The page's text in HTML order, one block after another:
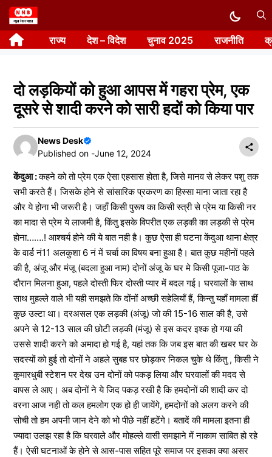
Skip
to
content राज्य देश – विदेश चुनाव 2025 राजनीति
दो लड़कियों को हुआ आपस में गहरा प्रेम, एक
दूसरे से शादी करने को सारी हदों को किया पार
News Desk
Published on -June 12, 2024
केंदुआ :कहने को तो प्रेम एक ऐसा एहसास होता है, जिसे मानव से लेकर पशु तक
सभी करते हैं। जिसके होने से सांसारिक प्रकरण का हिस्सा माना जाता रहा है
और ये होना भी जरूरी है। जहाँ किसी पुरूष का किसी स्त्री से प्रेम या किसी नर
का मादा से प्रेम ये लाजमी है, किंतु इसके विपरीत एक लड़की का लड़की से प्रेम
होना…….! आश्चर्य होने की ये बात नही है। कुछ ऐसा ही घटना केंदुआ थाना क्षेत्र
के वार्ड नं11 अलकुशा 6 नं में चर्चा का विषय बना हुआ है। बात कुछ महीनों पहले
की है, अंजू और मंजू (बदला हुआ नाम) दोनों अंजू के घर मे किसी पूजा-पाठ के
दौरान मिलना हुआ, पहले दोस्ती फिर दोस्ती प्यार में बदल गई। घरवालों के साथ
साथ मुहल्ले वाले भी यही समझते कि दोंनों अच्छी सहेलियाँ हैं, किन्तु यहाँ मामला हीं
कुछ उल्टा था। दरअसल एक लड़की (अंजू) जो की 15-16 साल की है, उसे
अपने से 12-13 साल की छोटी लड़की (मंजू) से इस कदर इश्क हो गया की
उससे शादी करने को अमादा हो गई है, यहां तक कि जब इस बात की खबर घर के
सदस्यों को हुई तो दोनों ने अहले सुबह घर छोड़कर निकल चुके थे किंतु , किसी ने
कुमारधुबी स्टेशन पर देख उन दोनों को पकड़ लिया और घरवालों की मदद से
वापस ले आए। अब दोनों ने ये जिद पकड़ रखी है कि हमदोनों की शादी कर दो
वरना आज नही तो कल हमलोग एक हो ही जायेंगे, हमदोनों को अलग करने की
सोची तो हम अपनी जान देने को भो पीछे नहीं हटेंगे। बतादें की मामला इतना ही
ज्यादा उलझ रहा है कि घरवाले और मोहल्ले वासी समझाने में नाकाम साबित हो रहे
हैं। ऐसी घटनाओं के होने से आस-पास सहित पूरे समाज पर इसका क्या असर